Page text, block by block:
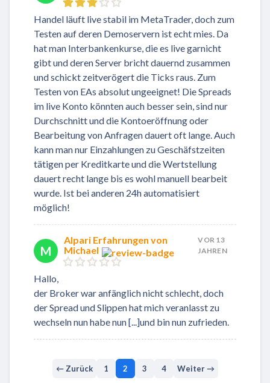
Handel läuft live stabil im MetaTrader, doch zum
Testen auf deren Demoservern ist echt mies. Da
hat man Interbankenkurse, die es live garnicht
gibt und deren Server bricht dauernd zusammen
und schickt zeitverögert die Ticks raus. Zum
Testen von EAs absolut ungeeignet! Die Spreads
im live Konto könnten auch besser sein, sind nur
Durchschnitt und die Kontoeröffnung oder
Bearbeitung von Anfragen dauert oft lange. Auch
kann man nur Einzahlungen zu Geschäfstzeiten
tätigen per Kreditkarte und die Wertstellung
dauert recht lange bis es wohl manuell bearbeit
wurde. Ist bei anderen 24h automatisiert
möglich!
M
Alpari Erfahrungen von
Michael
VOR 13
JAHREN
Hallo,
der Broker war anfänglich nicht schlecht, doch
der Spread und Slippen hat mich veranlasst zu
wechseln nun habe nun [...]und bin nun zufrieden.
← Zurück 1 2 3 4 Weiter →